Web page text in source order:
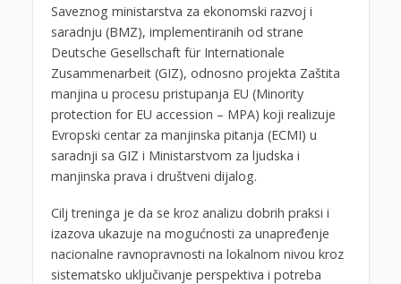
Saveznog ministarstva za ekonomski razvoj i
saradnju (BMZ), implementiranih od strane
Deutsche Gesellschaft für Internationale
Zusammenarbeit (GIZ), odnosno projekta Zaštita
manjina u procesu pristupanja EU (Minority
protection for EU accession – MPA) koji realizuje
Evropski centar za manjinska pitanja (ECMI) u
saradnji sa GIZ i Ministarstvom za ljudska i
manjinska prava i društveni dijalog.
Cilj treninga je da se kroz analizu dobrih praksi i
izazova ukazuje na mogućnosti za unapređenje
nacionalne ravnopravnosti na lokalnom nivou kroz
sistematsko uključivanje perspektiva i potreba